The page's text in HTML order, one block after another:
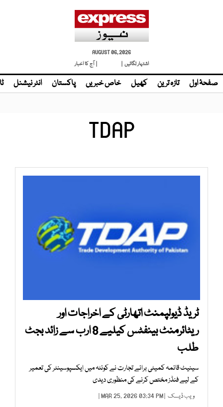
AUGUST 06, 2026
اشتہار لگائیں |
| آج کا اخبار
صفحۂ اول تازہ ترین کھیل خاص خبریں پاکستان انٹر نیشنل
TDAP
ٹریڈ ڈیولپمنٹ اتھارٹی کے اخراجات اور
ریٹائرمنٹ بینفٹس کیلیے 8 ارب سے زائد بجٹ
طلب
سینیٹ قائمہ کمیٹی برائے تجارت نے کوئٹہ میں ایکسپوسینٹر کی تعمیر
کے لیے فنڈز مختص کرنے کی منظوری دیدی
ویب ڈیسک | MAR 25, 2026 03:34 PM |